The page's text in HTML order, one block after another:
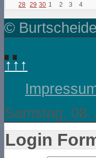
28 29 30 1 2 3 4
©
↑↑↑
Samstag, 08.
Login